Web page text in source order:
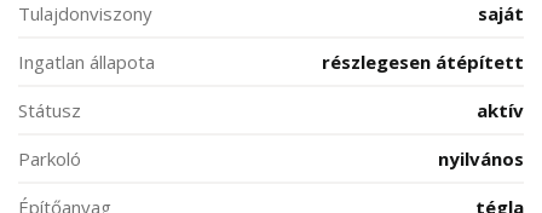
Tulajdonviszony
saját
Ingatlan állapota
részlegesen átépített
Státusz
aktív
Parkoló
nyilvános
Építőanyag
tégla